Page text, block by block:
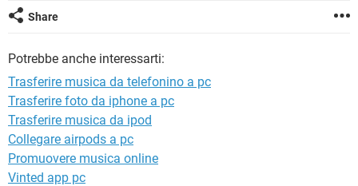
HARDWARE
TIKTOK
Share
Potrebbe anche interessarti:
Trasferire musica da telefonino a pc
Trasferire foto da iphone a pc
Trasferire musica da ipod
Collegare airpods a pc
Promuovere musica online
Vinted app pc